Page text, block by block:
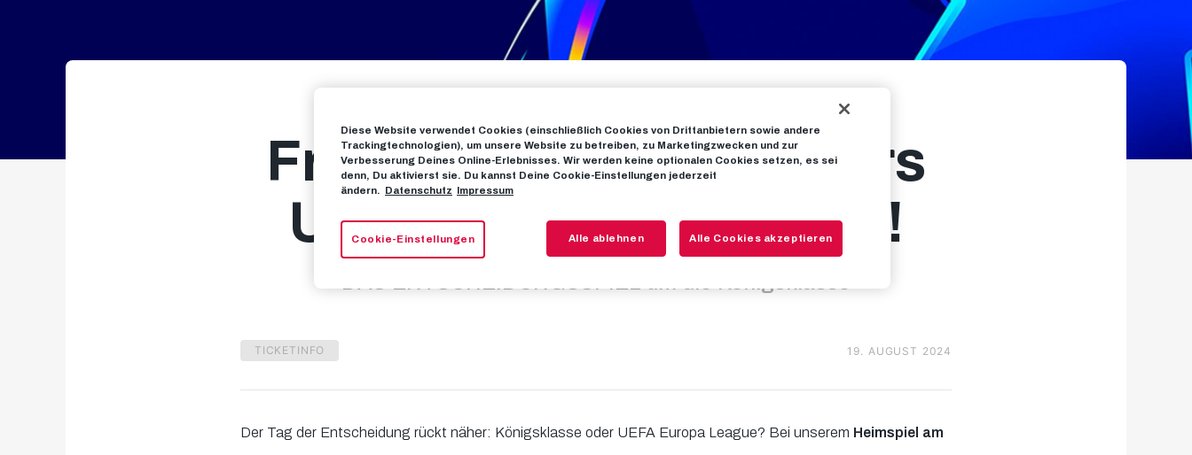
Freier Ticketverkauf fürs
UCL-Play-off gestartet!
DAS ENTSCHEIDUNGSSPIEL um die Königsklasse
TICKETINFO 19. AUGUST 2024
Der Tag der Entscheidung rückt näher: Königsklasse oder UEFA Europa League? Bei unserem Heimspiel am
Diese Website verwendet Cookies (einschließlich Cookies von Drittanbietern sowie andere
Trackingtechnologien), um unsere Website zu betreiben, zu Marketingzwecken und zur
Verbesserung Deines Online-Erlebnisses. Wir werden keine optionalen Cookies setzen, es sei
denn, Du aktivierst sie. Du kannst Deine Cookie-Einstellungen jederzeit
ändern. Datenschutz Impressum
Cookie-Einstellungen Alle ablehnen Alle Cookies akzeptieren